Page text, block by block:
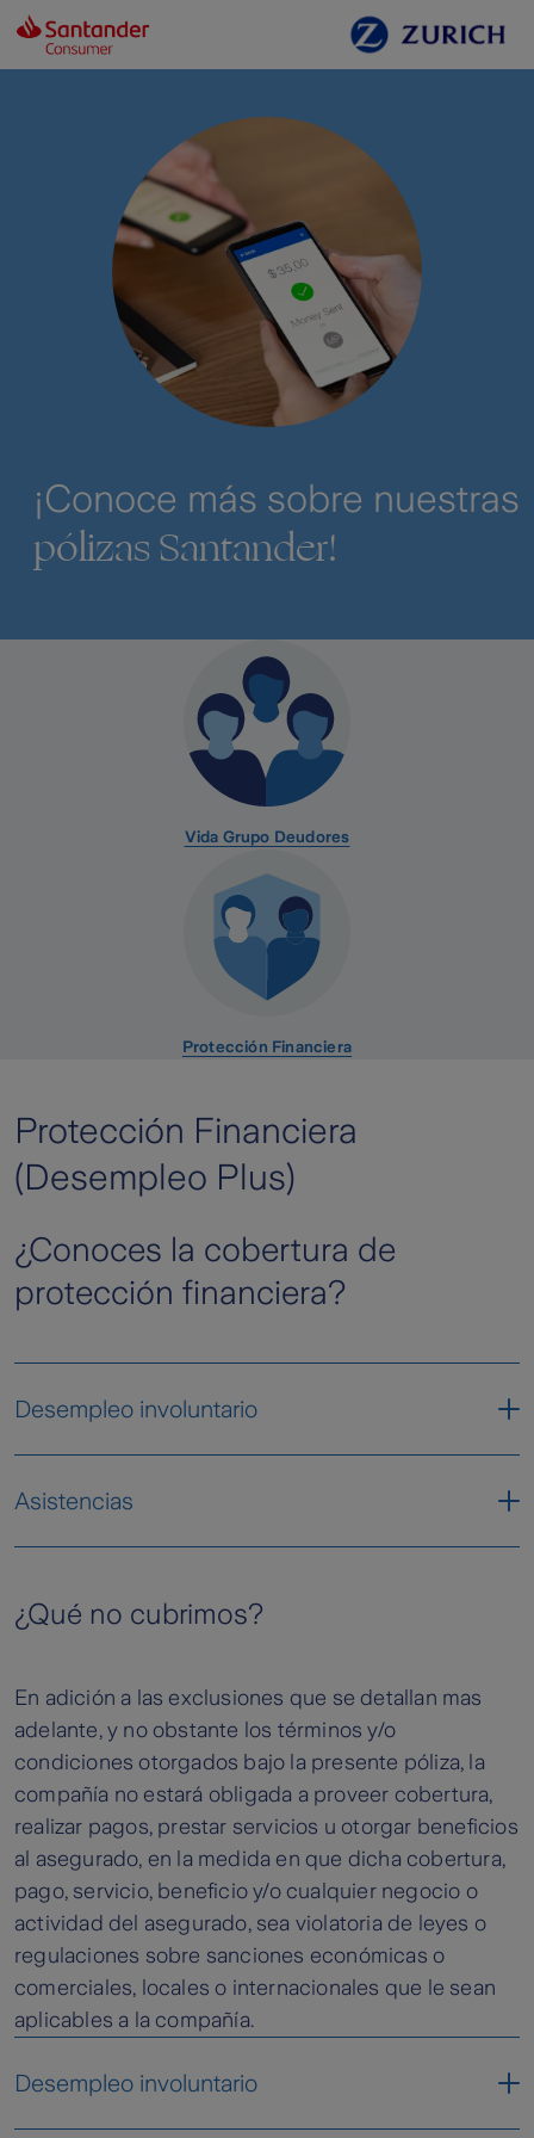
¡Conoce más sobre nuestras
pólizas Santander!
Vida Grupo Deudores
Protección Financiera
Protección Financiera
(Desempleo Plus)
¿Conoces la cobertura de
protección financiera?
Desempleo involuntario
vínculo laboral:
• Término indefinido
• Funcionarios de libre nombramiento y
12 meses con el mismo contratante.
Ten en Cuenta:
• Contratos superiores a seis (6) meses
• Superar 2 meses de periodo de carencia
• Terminación del contrato por parte del
empleador sin justa causa
• Contar con la póliza vigente y sin mora
• En caso de cubrirse más de un evento por
vigencia, entre cada uno de ellos existirá un
periodo de espera de 6 meses luego de cada
evento
Condiciones en las que opera este seguro
Asistencias
Cuando se presente un evento de desempleo
psicológica en torno al bienestar emocional del
asegurado.
Este servicio constituye una herramienta para
aclarar situaciones de tipo emocional con el fin
de orientar al asegurado o a sus beneficiarios,
sobre las conductas que deben adoptar y el
profesional que deben consultar para obtener la
ayuda apropiada de acuerdo con su caso.
Consejería laboral
cubierto por la póliza, la compañía dará, a
¿Qué no cubrimos?
En adición a las exclusiones que se detallan mas
adelante, y no obstante los términos y/o
condiciones otorgados bajo la presente póliza, la
compañía no estará obligada a proveer cobertura,
realizar pagos, prestar servicios u otorgar beneficios
al asegurado, en la medida en que dicha cobertura,
pago, servicio, beneficio y/o cualquier negocio o
actividad del asegurado, sea violatoria de leyes o
regulaciones sobre sanciones económicas o
comerciales, locales o internacionales que le sean
aplicables a la compañía.
Desempleo involuntario